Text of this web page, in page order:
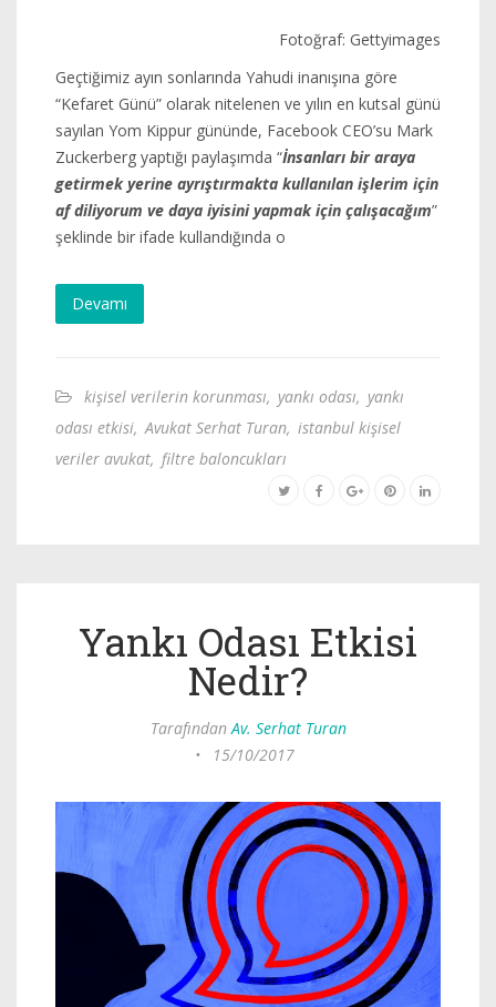
Fotoğraf: Gettyimages
Geçtiğimiz ayın sonlarında Yahudi inanışına göre
“Kefaret Günü” olarak nitelenen ve yılın en kutsal günü
sayılan Yom Kippur gününde, Facebook CEO’su Mark
Zuckerberg yaptığı paylaşımda “İnsanları bir araya
getirmek yerine ayrıştırmakta kullanılan işlerim için
af diliyorum ve daya iyisini yapmak için çalışacağım”
şeklinde bir ifade kullandığında o
Devamı
kişisel verilerin korunması, yankı odası, yankı
odası etkisi, Avukat Serhat Turan, istanbul kişisel
veriler avukat, filtre baloncukları
Yankı Odası Etkisi
Nedir?
TarafındanAv. Serhat Turan
•
15/10/2017